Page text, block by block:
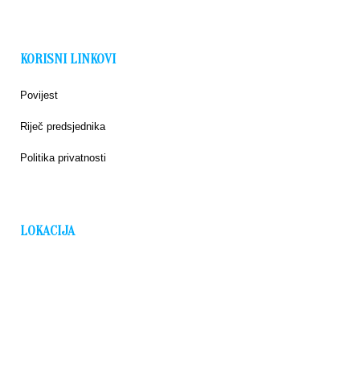
KORISNI LINKOVI
Povijest
Riječ predsjednika
Politika privatnosti
LOKACIJA